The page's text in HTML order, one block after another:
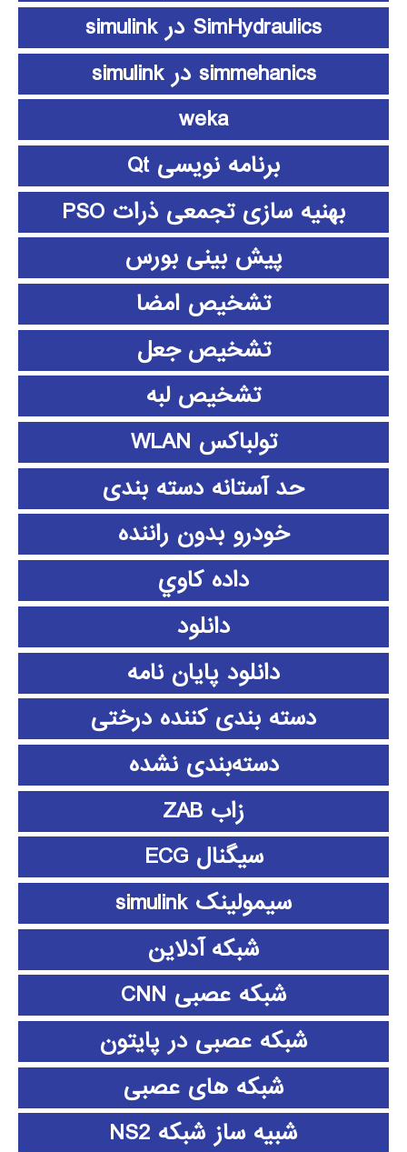
SimHydraulics در simulink
simmehanics در simulink
weka
برنامه نویسی Qt
بهنیه سازی تجمعی ذرات PSO
پیش بینی بورس
تشخیص امضا
تشخیص جعل
تشخیص لبه
تولباکس WLAN
حد آستانه دسته بندی
خودرو بدون راننده
داده كاوي
دانلود
دانلود پايان نامه
دسته بندی کننده درختی
دسته‌بندی نشده
زاب ZAB
سیگنال ECG
سیمولینک simulink
شبکه آدلاین
شبکه عصبی CNN
شبکه عصبی در پایتون
شبکه های عصبی
شبیه ساز شبکه NS2